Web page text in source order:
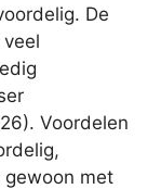
De
Voordelen
gewoon met